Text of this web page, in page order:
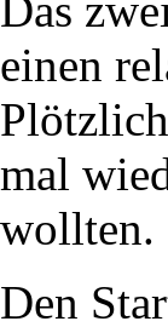
einen
mal
wollten.
Den